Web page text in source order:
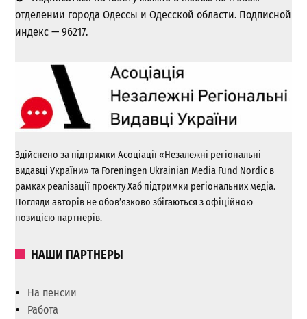
отделении города Одессы и Одесской области. Подписной
индекс — 96217.
Здійснено за підтримки Асоціації «Незалежні регіональні
видавці України» та Foreningen Ukrainian Media Fund Nordic в
рамках реалізації проєкту Хаб підтримки регіональних медіа.
Погляди авторів не обов’язково збігаються з офіційною
позицією партнерів.
НАШИ ПАРТНЕРЫ
На пенсии
Работа